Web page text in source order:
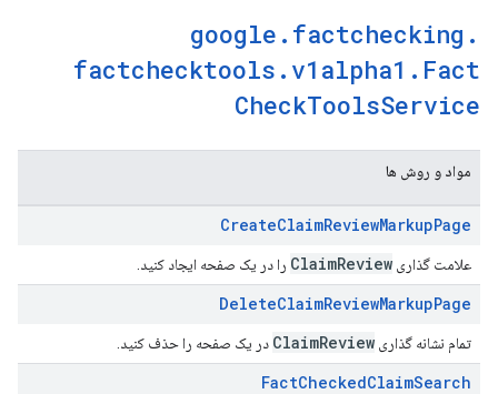
google . factchecking .
factchecktools . v1alpha1 . Fact
CheckToolsService
مواد و روش ها
CreateClaimReviewMarkupPage
علامت گذاری ClaimReview را در یک صفحه ایجاد کنید.
DeleteClaimReviewMarkupPage
تمام نشانه گذاری ClaimReview در یک صفحه را حذف کنید.
FactCheckedClaimSearch